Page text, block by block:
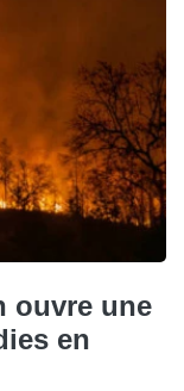
ouvre une
en